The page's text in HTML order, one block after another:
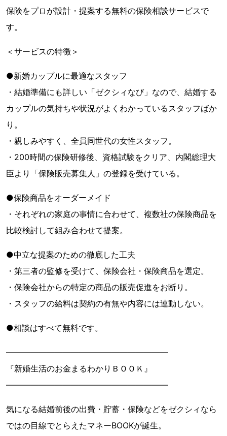
保険をプロが設計・提案する無料の保険相談サービスで
す。
＜サービスの特徴＞
●新婚カップルに最適なスタッフ
・結婚準備にも詳しい「ゼクシィなび」なので、結婚する
カップルの気持ちや状況がよくわかっているスタッフばか
り。
・親しみやすく、全員同世代の女性スタッフ。
・200時間の保険研修後、資格試験をクリア、内閣総理大
臣より「保険販売募集人」の登録を受けている。
●保険商品をオーダーメイド
・それぞれの家庭の事情に合わせて、複数社の保険商品を
比較検討して組み合わせて提案。
●中立な提案のための徹底した工夫
・第三者の監修を受けて、保険会社・保険商品を選定。
・保険会社からの特定の商品の販売促進をお断り。
・スタッフの給料は契約の有無や内容には連動しない。
●相談はすべて無料です。
――――――――――――――――――――
『新婚生活のお金まるわかりＢＯＯＫ』
――――――――――――――――――――
気になる結婚前後の出費・貯蓄・保険などをゼクシィなら
ではの目線でとらえたマネーBOOKが誕生。